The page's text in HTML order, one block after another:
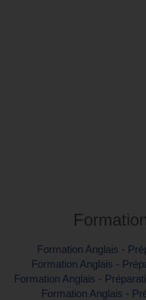
Formation Anglais -
Formation Anglais -
Formation Anglais -
Formation Anglais -